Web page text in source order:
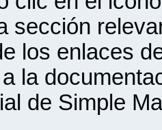
sección
los enlaces
la
de Simple